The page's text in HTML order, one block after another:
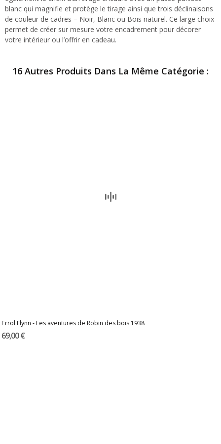
blanc qui magnifie et protège le tirage ainsi que trois déclinaisons
de couleur de cadres – Noir, Blanc ou Bois naturel. Ce large choix
permet de créer sur mesure votre encadrement pour décorer
votre intérieur ou l’offrir en cadeau.
16 Autres Produits Dans La Même Catégorie :
Errol Flynn - Les aventures de Robin des bois 1938
69,00 €